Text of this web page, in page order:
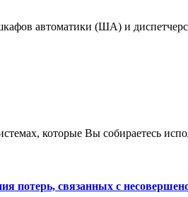
автоматики (ША) и
которые Вы собираетесь
потерь, связанных с